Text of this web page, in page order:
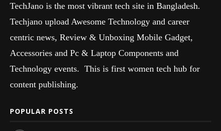
TechJano is the most vibrant tech site in Bangladesh.
Techjano upload Awesome Technology and career
centric news, Review & Unboxing Mobile Gadget,
Accessories and Pc & Laptop Components and
Technology events. This is first women tech hub for
content publishing.
POPULAR POSTS